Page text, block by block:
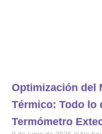
Optimización del
Térmico: Todo lo
Termómetro